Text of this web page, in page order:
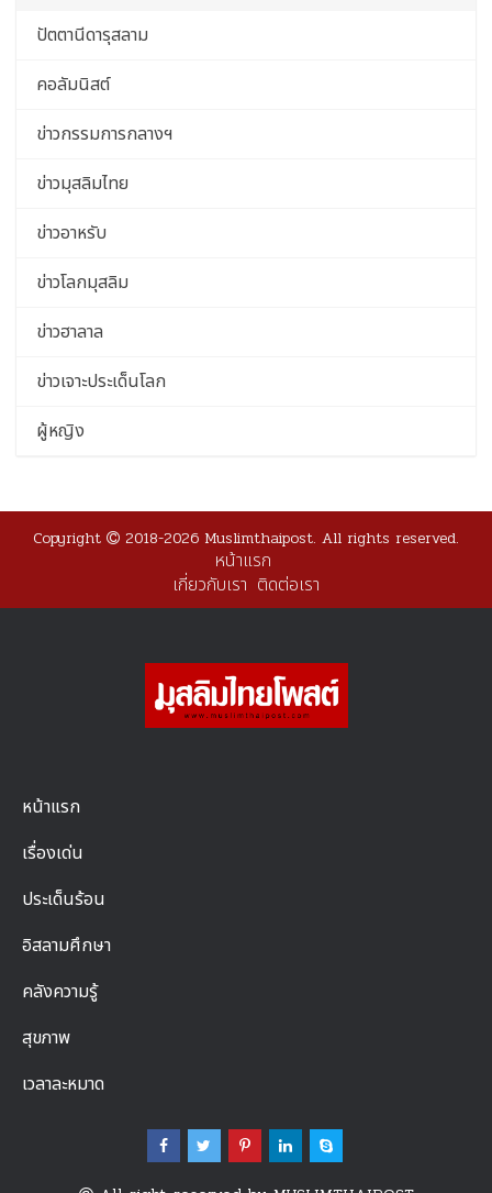
ปัตตานีดารุสลาม
คอลัมนิสต์
ข่าวกรรมการกลางฯ
ข่าวมุสลิมไทย
ข่าวอาหรับ
ข่าวโลกมุสลิม
ข่าวฮาลาล
ข่าวเจาะประเด็นโลก
ผู้หญิง
Copyright 2018-2026 Muslimthaipost. All rights reserved.
หน้าแรก
เกี่ยวกับเรา ติดต่อเรา
หน้าแรก
เรื่องเด่น
ประเด็นร้อน
อิสลามศึกษา
คลังความรู้
สุขภาพ
เวลาละหมาด